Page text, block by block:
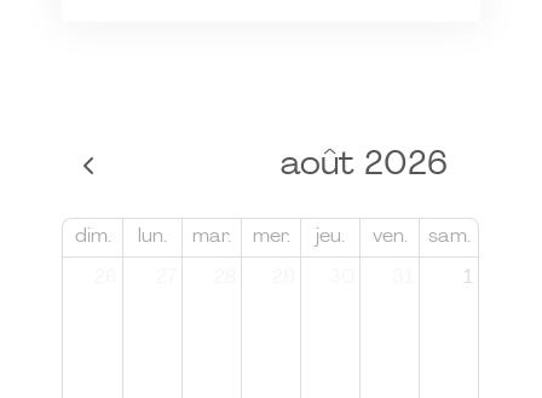
août 2026
dim. lun. mar. mer. jeu. ven. sam.
1